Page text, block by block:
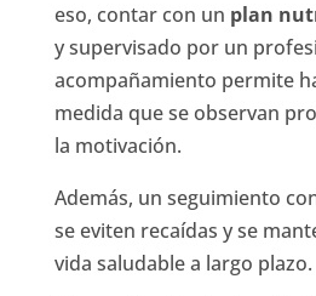
eso, contar con un plan
y supervisado por un
acompañamiento permite
medida que se observan
la motivación.
Además, un seguimiento
se eviten recaídas y se
vida saludable a largo plazo.